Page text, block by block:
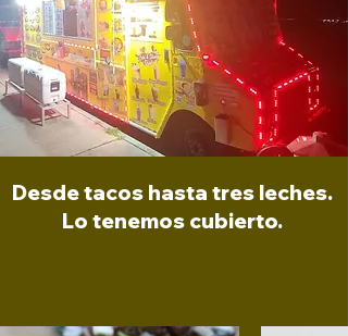
Desde tacos hasta tres leches.
Lo tenemos cubierto.